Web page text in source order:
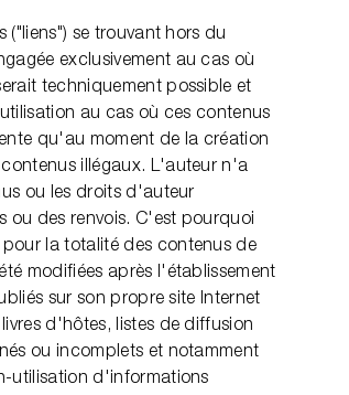
("liens") se trouvant hors du
exclusivement au cas où
techniquement possible et
au cas où ces contenus
qu'au moment de la création
illégaux. L'auteur n'a
ou les droits d'auteur
ou des renvois. C'est pourquoi
la totalité des contenus de
modifiées après l'établissement
sur son propre site Internet
d'hôtes, listes de diffusion
ou incomplets et notamment
utilisation d'informations